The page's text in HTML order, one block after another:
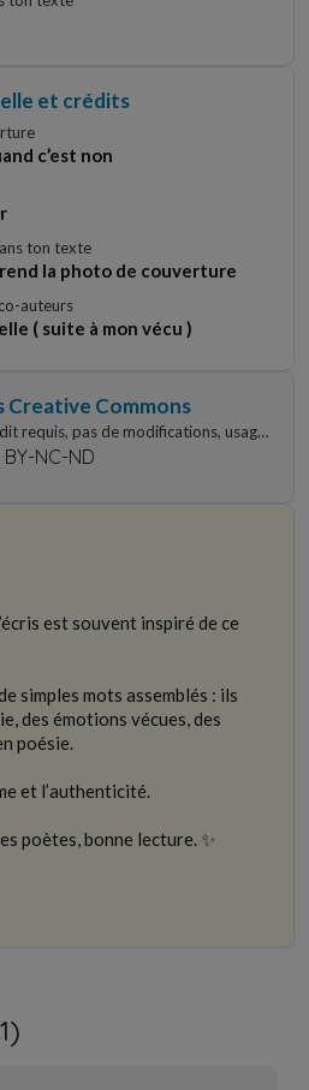
et crédits
c’est non
ton texte
la photo de couverture
auteurs
( suite à mon vécu )
Creative Commons
requis, pas de modifications, usage
commercial uniquement
BY-NC-ND
est souvent inspiré de ce
simples mots assemblés : ils
des émotions vécues, des
poésie.
et l’authenticité.
poètes, bonne lecture. ✨
1)